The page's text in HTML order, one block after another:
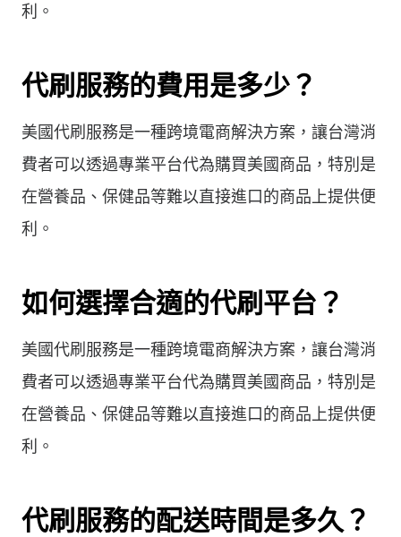
利。
代刷服務的費用是多少？
美國代刷服務是一種跨境電商解決方案，讓台灣消
費者可以透過專業平台代為購買美國商品，特別是
在營養品、保健品等難以直接進口的商品上提供便
利。
如何選擇合適的代刷平台？
美國代刷服務是一種跨境電商解決方案，讓台灣消
費者可以透過專業平台代為購買美國商品，特別是
在營養品、保健品等難以直接進口的商品上提供便
利。
代刷服務的配送時間是多久？